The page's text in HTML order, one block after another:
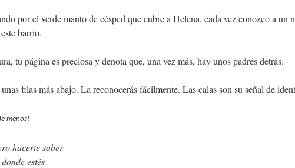
por el verde manto de césped que cubre a Helena, cada vez conozco a un
barrio.
tu página es preciosa y denota que, una vez más, hay unos padres detrás.
filas más abajo. La reconocerás fácilmente. Las calas son su señal de
menos!
hacerte saber
estés